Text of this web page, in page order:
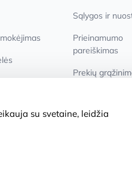
Sąlygos ir
Prieinamumo
pareiškimas
Prekių
su svetaine, leidžia